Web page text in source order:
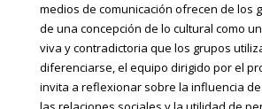
medios de comunicación ofrecen de los
de una concepción de lo cultural como
viva y contradictoria que los grupos
diferenciarse, el equipo dirigido por el
invita a reflexionar sobre la influencia